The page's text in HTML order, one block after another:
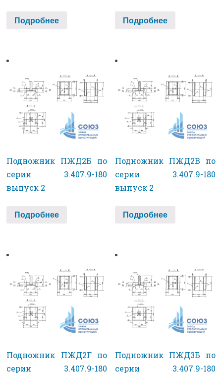
Подробнее Подробнее
Подножник ПЖД2Б по
серии 3.407.9-180
выпуск 2
Подробнее
Подножник ПЖД2В по
серии 3.407.9-180
выпуск 2
Подробнее
Подножник ПЖД2Г по
серии 3.407.9-180
Подножник ПЖД3Б по
серии 3.407.9-180